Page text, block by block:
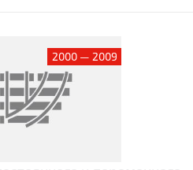
2000 — 2009